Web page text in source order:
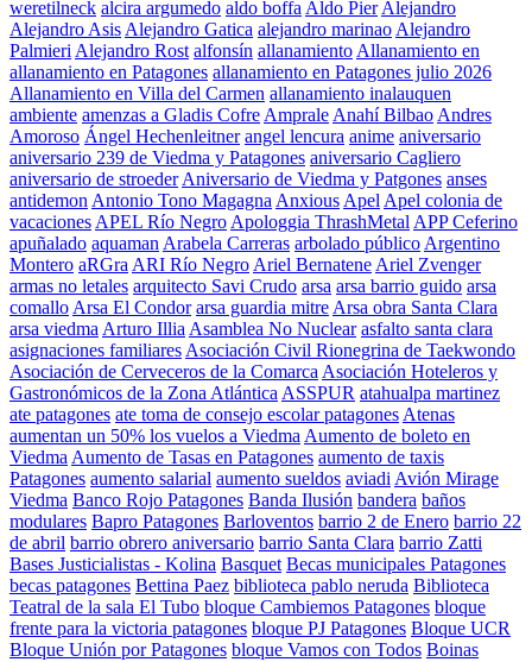
weretilneck alcira argumedo aldo boffa Aldo Pier Alejandro
Alejandro Asis Alejandro Gatica alejandro marinao Alejandro
Palmieri Alejandro Rost alfonsín allanamiento Allanamiento en
allanamiento en Patagones allanamiento en Patagones julio 2026
Allanamiento en Villa del Carmen allanamiento inalauquen
ambiente amenzas a Gladis Cofre Amprale Anahí Bilbao Andres
Amoroso Ángel Hechenleitner angel lencura anime aniversario
aniversario 239 de Viedma y Patagones aniversario Cagliero
aniversario de stroeder Aniversario de Viedma y Patgones anses
antidemon Antonio Tono Magagna Anxious Apel Apel colonia de
vacaciones APEL Río Negro Apologgia ThrashMetal APP Ceferino
apuñalado aquaman Arabela Carreras arbolado público Argentino
Montero aRGra ARI Río Negro Ariel Bernatene Ariel Zvenger
armas no letales arquitecto Savi Crudo arsa arsa barrio guido arsa
comallo Arsa El Condor arsa guardia mitre Arsa obra Santa Clara
arsa viedma Arturo Illia Asamblea No Nuclear asfalto santa clara
asignaciones familiares Asociación Civil Rionegrina de Taekwondo
Asociación de Cerveceros de la Comarca Asociación Hoteleros y
Gastronómicos de la Zona Atlántica ASSPUR atahualpa martinez
ate patagones ate toma de consejo escolar patagones Atenas
aumentan un 50% los vuelos a Viedma Aumento de boleto en
Viedma Aumento de Tasas en Patagones aumento de taxis
Patagones aumento salarial aumento sueldos aviadi Avión Mirage
Viedma Banco Rojo Patagones Banda Ilusión bandera baños
modulares Bapro Patagones Barloventos barrio 2 de Enero barrio 22
de abril barrio obrero aniversario barrio Santa Clara barrio Zatti
Bases Justicialistas - Kolina Basquet Becas municipales Patagones
becas patagones Bettina Paez biblioteca pablo neruda Biblioteca
Teatral de la sala El Tubo bloque Cambiemos Patagones bloque
frente para la victoria patagones bloque PJ Patagones Bloque UCR
Bloque Unión por Patagones bloque Vamos con Todos Boinas